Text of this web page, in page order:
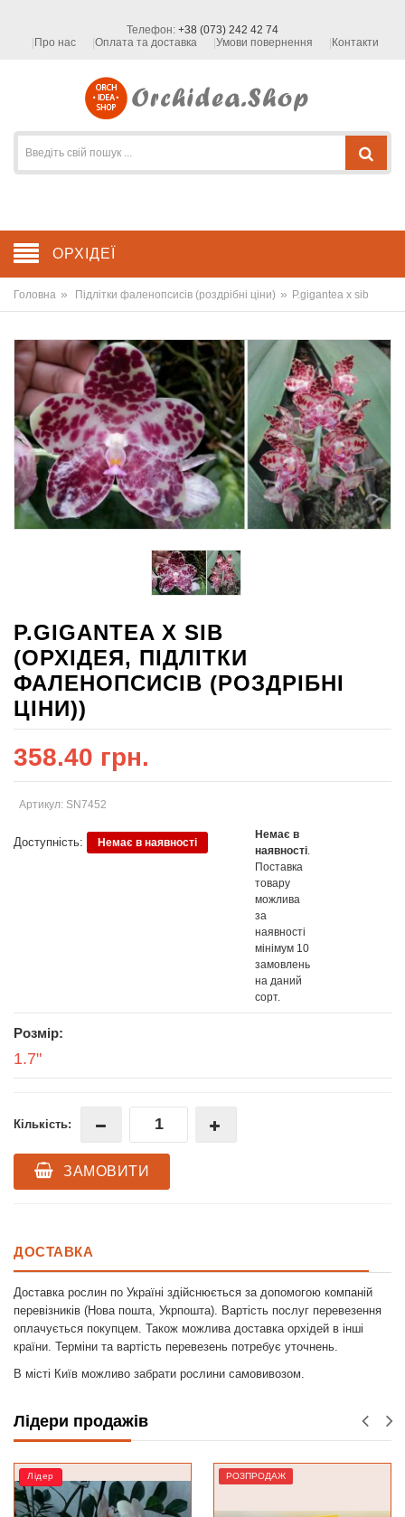
Телефон: +38 (073) 242 42 74
Про нас
Оплата та доставка Умови повернення Контакти
ОРХІДЕЇ
Головна » Підлітки фаленопсисів (роздрібні ціни) » P.gigantea x sib
P.GIGANTEA X SIB
(ОРХІДЕЯ, ПІДЛІТКИ
ФАЛЕНОПСИСІВ (РОЗДРІБНІ
ЦІНИ))
358.40 грн.
Артикул: SN7452
Доступність: Немає в наявності
Немає в
наявності.
Поставка
товару
можлива
за
наявності
мінімум 10
замовлень
на даний
сорт.
Розмір:
1.7"
Кількість:
ЗАМОВИТИ
ДОСТАВКА
Доставка рослин по Україні здійснюється за допомогою компаній
перевізників (Нова пошта, Укрпошта). Вартість послуг перевезення
оплачується покупцем. Також можлива доставка орхідей в інші
країни. Терміни та вартість перевезень потребує уточнень.
В місті Київ можливо забрати рослини самовивозом.
Лідери продажів
РОЗПРОДАЖ